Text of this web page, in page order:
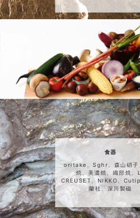
食器
oritake、Sghr、森山硝子
焼、美濃焼、織部焼、
CREUSET、NIKKO、
蘭社、深川製磁